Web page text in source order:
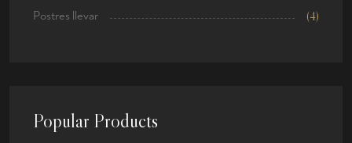
Postres llevar (4)
Popular Products